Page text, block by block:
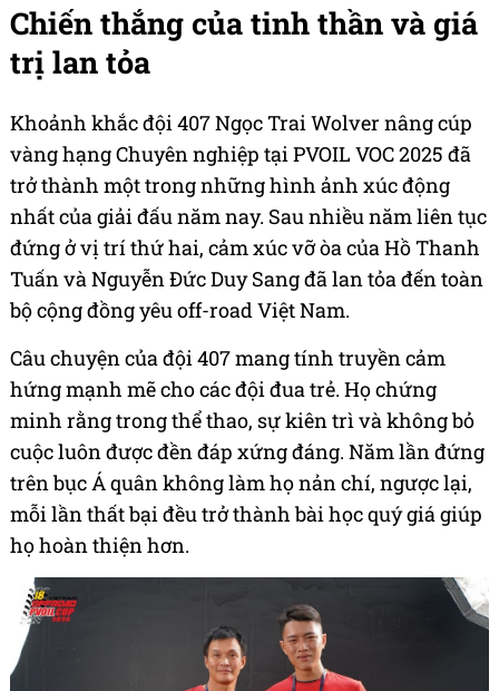
Chiến thắng của tinh thần và giá
trị lan tỏa
Khoảnh khắc đội 407 Ngọc Trai Wolver nâng cúp
vàng hạng Chuyên nghiệp tại PVOIL VOC 2025 đã
trở thành một trong những hình ảnh xúc động
nhất của giải đấu năm nay. Sau nhiều năm liên tục
đứng ở vị trí thứ hai, cảm xúc vỡ òa của Hồ Thanh
bộ cộng đồng yêu off-road Việt Nam.
Câu chuyện của đội 407 mang tính truyền cảm
hứng mạnh mẽ cho các đội đua trẻ. Họ chứng